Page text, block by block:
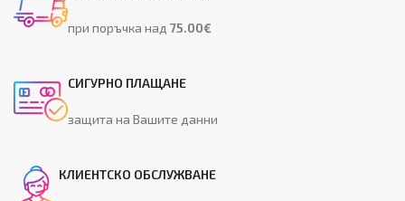
при поръчка над75.00€
СИГУРНО ПЛАЩАНЕ
защита на Вашите данни
КЛИЕНТСКО ОБСЛУЖВАНЕ